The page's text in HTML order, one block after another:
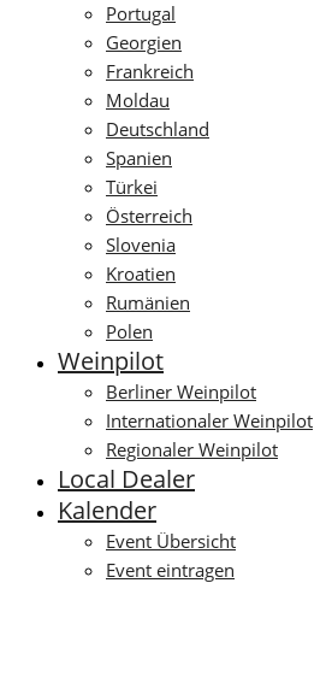
Portugal
Georgien
Frankreich
Moldau
Deutschland
Spanien
Türkei
Österreich
Slovenia
Kroatien
Rumänien
Polen
Weinpilot
Berliner Weinpilot
Internationaler Weinpilot
Regionaler Weinpilot
Local Dealer
Kalender
Event Übersicht
Event eintragen